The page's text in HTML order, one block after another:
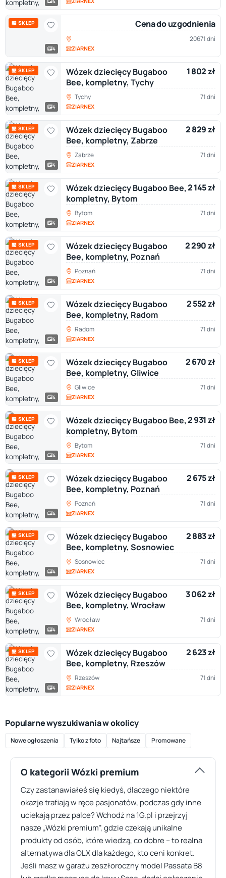
🏪 SKLEP
4
Cena do uzgodnienia
20671 dni
ZIARNEX
🏪 SKLEP
4
Wózek dziecięcy Bugaboo
Bee, kompletny, Tychy
1 802 zł
Tychy 71 dni
ZIARNEX
🏪 SKLEP
4
Wózek dziecięcy Bugaboo
Bee, kompletny, Zabrze
2 829 zł
Zabrze 71 dni
ZIARNEX
🏪 SKLEP
4
Wózek dziecięcy Bugaboo Bee,
kompletny, Bytom
2 145 zł
Bytom 71 dni
ZIARNEX
🏪 SKLEP
4
Wózek dziecięcy Bugaboo
Bee, kompletny, Poznań
2 290 zł
Poznań 71 dni
ZIARNEX
🏪 SKLEP
4
Wózek dziecięcy Bugaboo
Bee, kompletny, Radom
2 552 zł
Radom 71 dni
ZIARNEX
🏪 SKLEP
4
Wózek dziecięcy Bugaboo
Bee, kompletny, Gliwice
2 670 zł
Gliwice 71 dni
ZIARNEX
🏪 SKLEP
4
Wózek dziecięcy Bugaboo Bee,
kompletny, Bytom
2 931 zł
Bytom 71 dni
ZIARNEX
🏪 SKLEP
4
Wózek dziecięcy Bugaboo
Bee, kompletny, Poznań
2 675 zł
Poznań 71 dni
ZIARNEX
🏪 SKLEP
4
Wózek dziecięcy Bugaboo
Bee, kompletny, Sosnowiec
2 883 zł
Sosnowiec 71 dni
ZIARNEX
🏪 SKLEP
4
Wózek dziecięcy Bugaboo
Bee, kompletny, Wrocław
3 062 zł
Wrocław 71 dni
ZIARNEX
🏪 SKLEP
4
Wózek dziecięcy Bugaboo
Bee, kompletny, Rzeszów
2 623 zł
Rzeszów 71 dni
ZIARNEX
Popularne wyszukiwania w okolicy
Nowe ogłoszenia Tylko z foto Najtańsze Promowane
O kategorii Wózki premium
Czy zastanawiałeś się kiedyś, dlaczego niektóre
okazje trafiają w ręce pasjonatów, podczas gdy inne
uciekają przez palce? Wchodź na 1G.pl i przejrzyj
nasze „Wózki premium”, gdzie czekają unikalne
produkty od osób, które wiedzą, co dobre – to realna
alternatywa dla OLX dla każdego, kto ceni konkret.
Jeśli masz w garażu zeszłoroczny model Passata B8